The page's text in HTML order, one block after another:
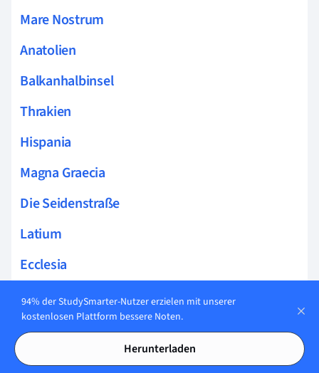
Mare Nostrum
Anatolien
Balkanhalbinsel
Thrakien
Hispania
Magna Graecia
Die Seidenstraße
Latium
Ecclesia
Polis
Plebejer und Patrizier
Volksversammlung
94% der StudySmarter-Nutzer erzielen mit unserer
kostenlosen Plattform bessere Noten.
Herunterladen